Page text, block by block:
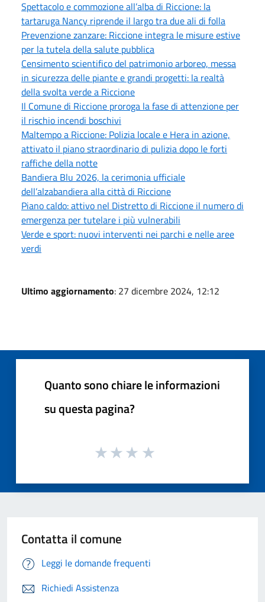
Spettacolo e commozione all’alba di Riccione: la
tartaruga Nancy riprende il largo tra due ali di folla
Prevenzione zanzare: Riccione integra le misure estive
per la tutela della salute pubblica
Censimento scientifico del patrimonio arboreo, messa
in sicurezza delle piante e grandi progetti: la realtà
della svolta verde a Riccione
Il Comune di Riccione proroga la fase di attenzione per
il rischio incendi boschivi
Maltempo a Riccione: Polizia locale e Hera in azione,
attivato il piano straordinario di pulizia dopo le forti
raffiche della notte
Bandiera Blu 2026, la cerimonia ufficiale
dell’alzabandiera alla città di Riccione
Piano caldo: attivo nel Distretto di Riccione il numero di
emergenza per tutelare i più vulnerabili
Verde e sport: nuovi interventi nei parchi e nelle aree
verdi
Ultimo aggiornamento: 27 dicembre 2024, 12:12
Quanto sono chiare le informazioni
su questa pagina?
Contatta il comune
Leggi le domande frequenti
Richiedi Assistenza